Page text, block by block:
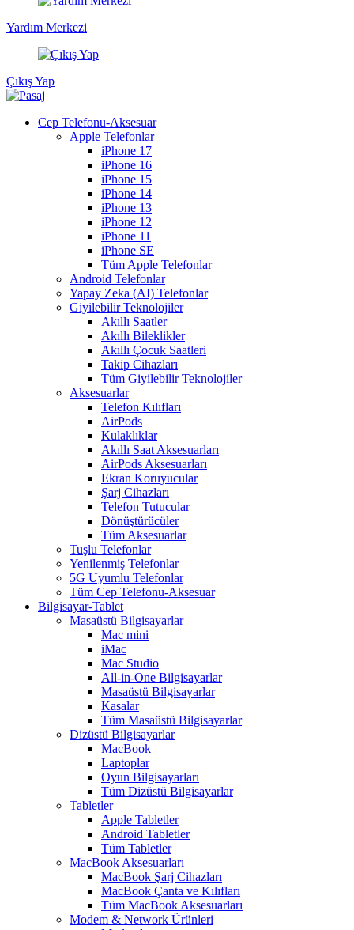
Yardım Merkezi
Çıkış Yap
Cep Telefonu-Aksesuar
Apple Telefonlar
iPhone 17
iPhone 16
iPhone 15
iPhone 14
iPhone 13
iPhone 12
iPhone 11
iPhone SE
Tüm Apple Telefonlar
Android Telefonlar
Yapay Zeka (AI) Telefonlar
Giyilebilir Teknolojiler
Akıllı Saatler
Akıllı Bileklikler
Akıllı Çocuk Saatleri
Takip Cihazları
Tüm Giyilebilir Teknolojiler
Aksesuarlar
Telefon Kılıfları
AirPods
Kulaklıklar
Akıllı Saat Aksesuarları
AirPods Aksesuarları
Ekran Koruyucular
Şarj Cihazları
Telefon Tutucular
Dönüştürücüler
Tüm Aksesuarlar
Tuşlu Telefonlar
Yenilenmiş Telefonlar
5G Uyumlu Telefonlar
Tüm Cep Telefonu-Aksesuar
Bilgisayar-Tablet
Masaüstü Bilgisayarlar
Mac mini
iMac
Mac Studio
All-in-One Bilgisayarlar
Masaüstü Bilgisayarlar
Kasalar
Tüm Masaüstü Bilgisayarlar
Dizüstü Bilgisayarlar
MacBook
Laptoplar
Oyun Bilgisayarları
Tüm Dizüstü Bilgisayarlar
Tabletler
Apple Tabletler
Android Tabletler
Tüm Tabletler
MacBook Aksesuarları
MacBook Şarj Cihazları
MacBook Çanta ve Kılıfları
Tüm MacBook Aksesuarları
Modem & Network Ürünleri